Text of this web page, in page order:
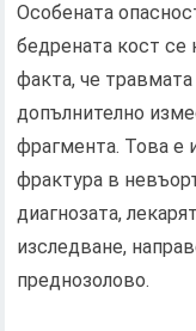
Особената
бедрената кост се
факта, че
допълнително
фрагмента. Това е
фрактура в
диагнозата,
изследване,
преднозолово.